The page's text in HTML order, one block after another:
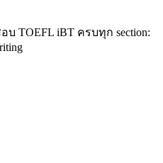
TOEFL iBT ครบทุก section: